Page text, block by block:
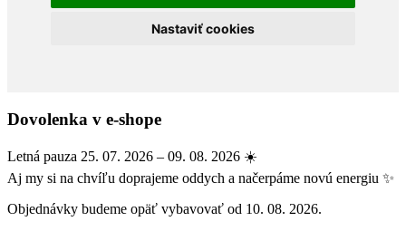
Nastaviť cookies
Dovolenka v e-shope
Letná pauza 25. 07. 2026 – 09. 08. 2026 ☀️
Aj my si na chvíľu doprajeme oddych a načerpáme novú energiu ✨
Objednávky budeme opäť vybavovať od 10. 08. 2026.